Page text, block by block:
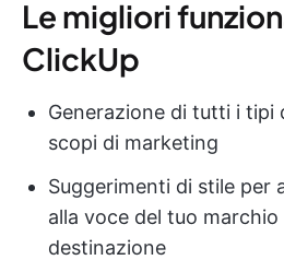
Le migliori
ClickUp
Generazione di tutti i tipi
scopi di marketing
Suggerimenti di stile per
alla voce del tuo
destinazione